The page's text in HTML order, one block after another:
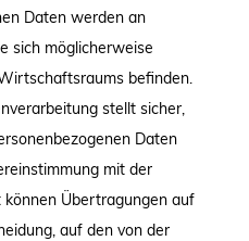
Daten werden an
sich möglicherweise
befinden.
stellt sicher,
Daten
mit der
Übertragungen auf
auf den von der